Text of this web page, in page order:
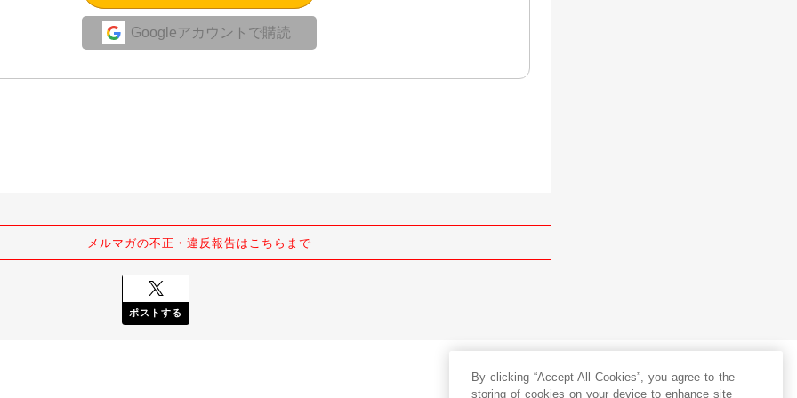
Googleアカウントで購読
メルマガの不正・違反報告はこちらまで
ポストする
By clicking “Accept All Cookies”, you agree to the
storing of cookies on your device to enhance site